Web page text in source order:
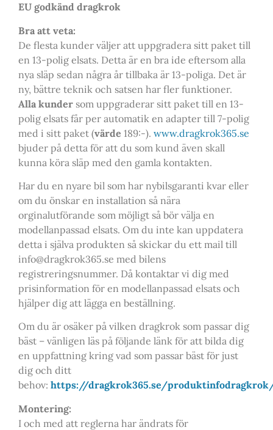
EU godkänd dragkrok
Bra att veta:
De flesta kunder väljer att uppgradera sitt paket till
en 13-polig elsats. Detta är en bra ide eftersom alla
nya släp sedan några år tillbaka är 13-poliga. Det är
ny, bättre teknik och satsen har fler funktioner.
Alla kunder som uppgraderar sitt paket till en 13-
polig elsats får per automatik en adapter till 7-polig
med i sitt paket (värde 189:-). www.dragkrok365.se
bjuder på detta för att du som kund även skall
kunna köra släp med den gamla kontakten.
Har du en nyare bil som har nybilsgaranti kvar eller
om du önskar en installation så nära
orginalutförande som möjligt så bör välja en
modellanpassad elsats. Om du inte kan uppdatera
detta i själva produkten så skickar du ett mail till
info@dragkrok365.se med bilens
registreringsnummer. Då kontaktar vi dig med
prisinformation för en modellanpassad elsats och
hjälper dig att lägga en beställning.
Om du är osäker på vilken dragkrok som passar dig
bäst – vänligen läs på följande länk för att bilda dig
en uppfattning kring vad som passar bäst för just
dig och ditt
behov: https://dragkrok365.se/
Montering:
I och med att reglerna har ändrats för